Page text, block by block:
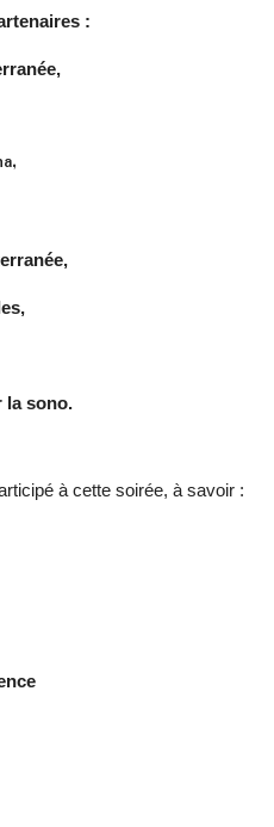
:
la sono.
à cette soirée, à savoir :